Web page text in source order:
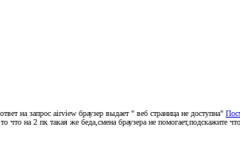
на запрос airview браузер выдает " веб страница не доступна"
на 2 пк такая же беда,смена браузера не помогает,подскажите